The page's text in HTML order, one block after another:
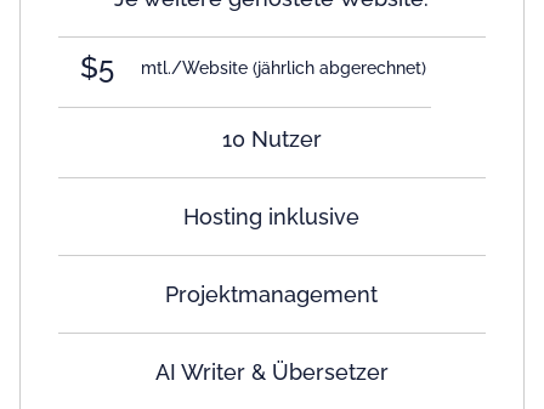
$5 mtl./Website(jährlich abgerechnet)
10 Nutzer
Hosting inklusive
Projektmanagement
AI Writer & Übersetzer